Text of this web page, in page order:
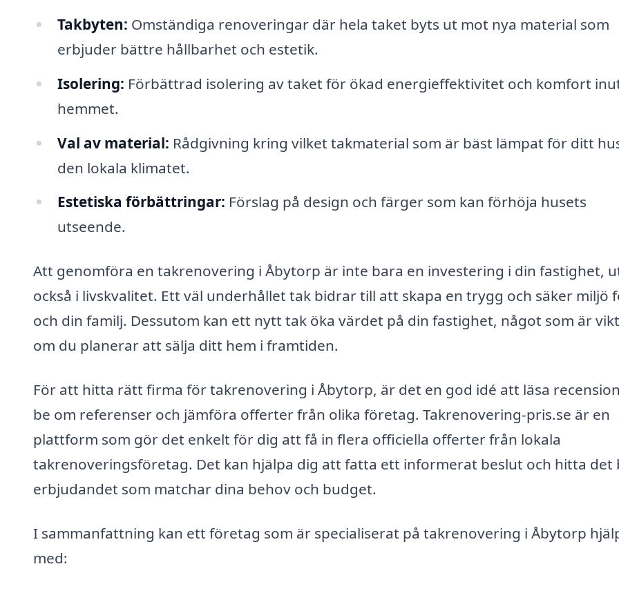
Takbyten: Omständiga renoveringar där hela taket byts ut mot nya material som
erbjuder bättre hållbarhet och estetik.
Isolering: Förbättrad isolering av taket för ökad energieffektivitet och komfort
hemmet.
Val av material: Rådgivning kring vilket takmaterial som är bäst lämpat för ditt
den lokala klimatet.
Estetiska förbättringar: Förslag på design och färger som kan förhöja husets
utseende.
Att genomföra en takrenovering i Åbytorp är inte bara en investering i din fastighet,
också i livskvalitet. Ett väl underhållet tak bidrar till att skapa en trygg och säker miljö
och din familj. Dessutom kan ett nytt tak öka värdet på din fastighet, något som är
om du planerar att sälja ditt hem i framtiden.
För att hitta rätt firma för takrenovering i Åbytorp, är det en god idé att läsa
be om referenser och jämföra offerter från olika företag. Takrenovering-pris.se är en
plattform som gör det enkelt för dig att få in flera officiella offerter från lokala
takrenoveringsföretag. Det kan hjälpa dig att fatta ett informerat beslut och hitta det
erbjudandet som matchar dina behov och budget.
I sammanfattning kan ett företag som är specialiserat på takrenovering i Åbytorp
med: